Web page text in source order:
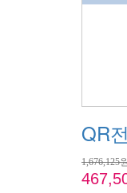
QR
1,676,125